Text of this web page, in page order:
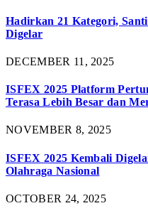
Hadirkan 21 Kategori,
Digelar
DECEMBER 11, 2025
ISFEX 2025 Platform
Terasa Lebih Besar dan
NOVEMBER 8, 2025
ISFEX 2025 Kembali
Olahraga Nasional
OCTOBER 24, 2025